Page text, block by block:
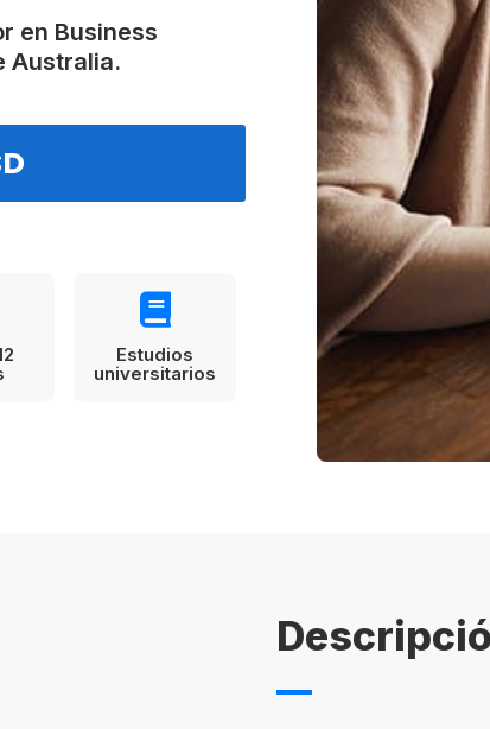
Estudia Business en Auckland
en Business
Australia.
Estudios
universitarios